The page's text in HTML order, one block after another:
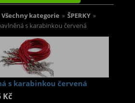
Všechny kategorie » ŠPERKY »
s karabinkou červená
s karabinkou červená
Kč